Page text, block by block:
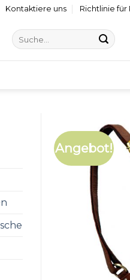
Kontaktiere uns Richtlinie
Suche
nach:
Angebot!